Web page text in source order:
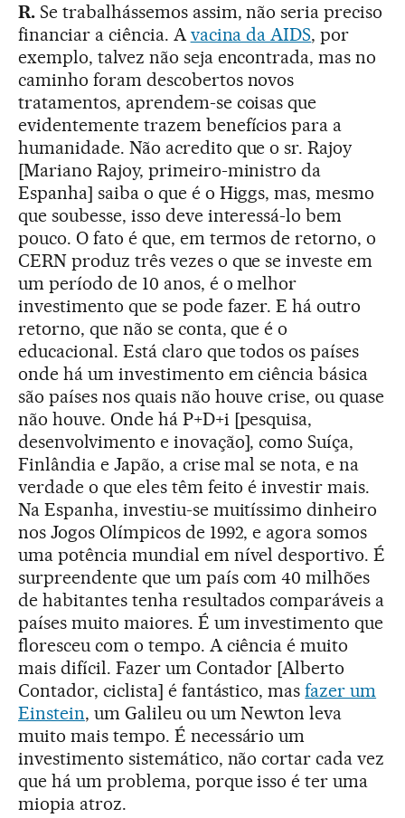
R.Se trabalhássemos assim, não seria preciso
financiar a ciência. Avacina da AIDS, por
exemplo, talvez não seja encontrada, mas no
caminho foram descobertos novos
tratamentos, aprendem-se coisas que
evidentemente trazem benefícios para a
humanidade. Não acredito que o sr. Rajoy
[Mariano Rajoy, primeiro-ministro da
Espanha] saiba o que é o Higgs, mas, mesmo
que soubesse, isso deve interessá-lo bem
pouco. O fato é que, em termos de retorno, o
CERN produz três vezes o que se investe em
um período de 10 anos, é o melhor
investimento que se pode fazer. E há outro
retorno, que não se conta, que é o
educacional. Está claro que todos os países
onde há um investimento em ciência básica
são países nos quais não houve crise, ou quase
não houve. Onde há P+D+i [pesquisa,
desenvolvimento e inovação], como Suíça,
Finlândia e Japão, a crise mal se nota, e na
verdade o que eles têm feito é investir mais.
Na Espanha, investiu-se muitíssimo dinheiro
nos Jogos Olímpicos de 1992, e agora somos
uma potência mundial em nível desportivo. É
surpreendente que um país com 40 milhões
de habitantes tenha resultados comparáveis a
países muito maiores. É um investimento que
floresceu com o tempo. A ciência é muito
mais difícil. Fazer um Contador [Alberto
Contador, ciclista] é fantástico, masfazer um
Einstein, um Galileu ou um Newton leva
muito mais tempo. É necessário um
investimento sistemático, não cortar cada vez
que há um problema, porque isso é ter uma
miopia atroz.